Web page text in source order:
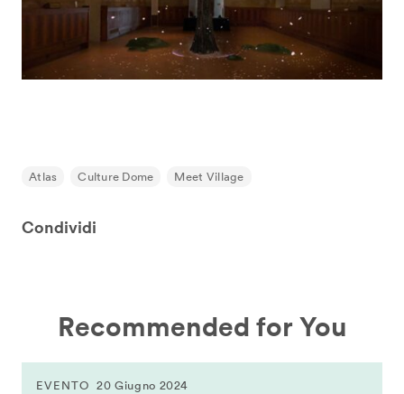
Atlas Culture Dome Meet Village
Condividi
Recommended for You
EVENTO 20 Giugno 2024